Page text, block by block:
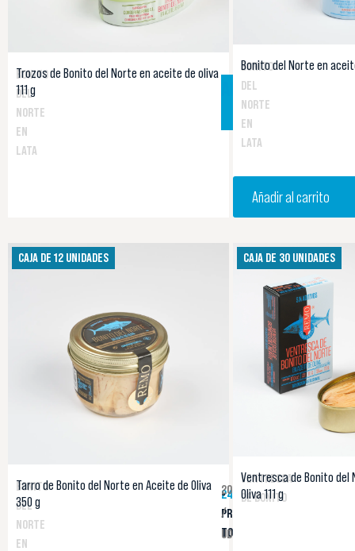
BONITO
DEL
NORTE
EN
LATA
Trozos de Bonito del Norte en aceite de oliva
111 g
AGOTADO
Aviso de
disponibilidad
BONITO
DEL
NORTE
EN
LATA
Bonito del Norte en
Añadir al carrito
CAJA DE 12 UNIDADES
BONITO
DEL
NORTE
EN
Tarro de Bonito del Norte en Aceite de Oliva
350 g
242,40 €
-
PRECIO
TOTAL
20,20 €
/
UD.
CAJA DE 30 UNIDADES
VENTRESCA
DE BONITO
Ventresca de Bonito del
Oliva 111 g